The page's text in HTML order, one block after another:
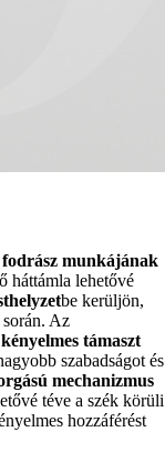
fodrász munkájának
háttámla lehetővé
be kerüljön,
Az
támaszt
szabadságot és
mechanizmus
téve a szék körüli
hozzáférést